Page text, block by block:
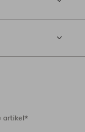
artikel*